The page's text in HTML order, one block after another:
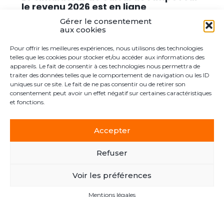
Gérer le consentement
aux cookies
Pour offrir les meilleures expériences, nous utilisons des technologies
telles que les cookies pour stocker et/ou accéder aux informations des
appareils. Le fait de consentir à ces technologies nous permettra de
traiter des données telles que le comportement de navigation ou les ID
uniques sur ce site. Le fait de ne pas consentir ou de retirer son
consentement peut avoir un effet négatif sur certaines caractéristiques
et fonctions.
Accepter
Refuser
Voir les préférences
Mentions légales
le revenu 2026 est en ligne
Promouvoir des solutions de
cybersécurité conformes au RGPD
Commentaires récents
Aucun commentaire à afficher.
PLAN DU SITE